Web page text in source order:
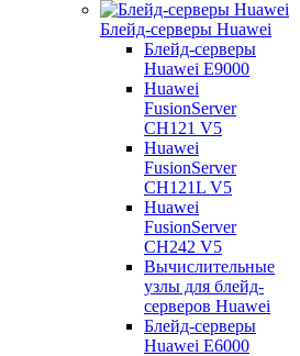
Блейд-серверы Huawei
Блейд-серверы
Huawei E9000
Huawei
FusionServer
CH121 V5
Huawei
FusionServer
CH121L V5
Huawei
FusionServer
CH242 V5
Вычислительные
узлы для блейд-
серверов Huawei
Блейд-серверы
Huawei E6000